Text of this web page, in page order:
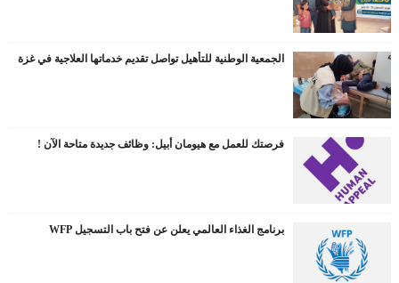
الجمعية الوطنية للتأهيل تواصل تقديم خدماتها العلاجية في غزة
فرصتك للعمل مع هيومان أبيل: وظائف جديدة متاحة الآن !
برنامج الغذاء العالمي يعلن عن فتح باب التسجيل WFP